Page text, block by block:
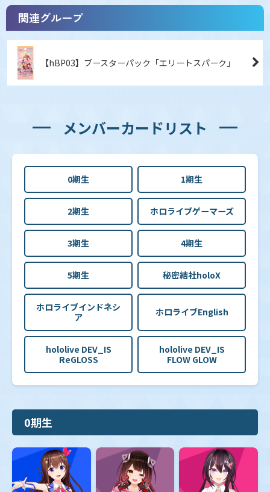
関連グループ
【hBP03】ブースターパック「エリートスパーク」
メンバーカードリスト
0期生 1期生
2期生 ホロライブゲーマーズ
3期生 4期生
5期生 秘密結社holoX
ホロライブインドネシ
ア
ホロライブEnglish
hololive DEV_IS
ReGLOSS
hololive DEV_IS
FLOW GLOW
0期生